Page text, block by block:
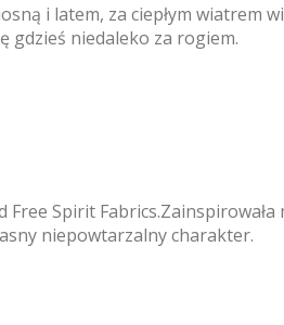
i latem, za ciepłym wiatrem
gdzieś niedaleko za rogiem.
Spirit
niepowtarzalny charakter.